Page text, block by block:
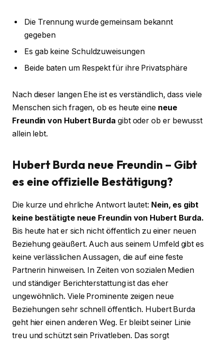
Die Trennung wurde gemeinsam bekannt
gegeben
Es gab keine Schuldzuweisungen
Beide baten um Respekt für ihre Privatsphäre
Nach dieser langen Ehe ist es verständlich, dass viele
Menschen sich fragen, ob es heute eine neue
Freundin von Hubert Burda gibt oder ob er bewusst
allein lebt.
Hubert Burda neue Freundin – Gibt
es eine offizielle Bestätigung?
Die kurze und ehrliche Antwort lautet: Nein, es gibt
keine bestätigte neue Freundin von Hubert Burda.
Bis heute hat er sich nicht öffentlich zu einer neuen
Beziehung geäußert. Auch aus seinem Umfeld gibt es
keine verlässlichen Aussagen, die auf eine feste
Partnerin hinweisen. In Zeiten von sozialen Medien
und ständiger Berichterstattung ist das eher
ungewöhnlich. Viele Prominente zeigen neue
Beziehungen sehr schnell öffentlich. Hubert Burda
geht hier einen anderen Weg. Er bleibt seiner Linie
treu und schützt sein Privatleben. Das sorgt